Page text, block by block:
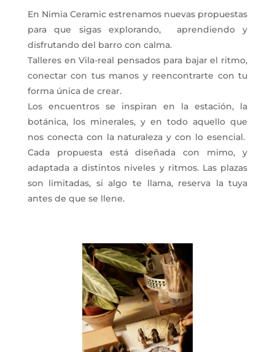
En Nimia Ceramic estrenamos nuevas propuestas
para que sigas explorando, aprendiendo y
disfrutando del barro con calma.
Talleres en Vila-real pensados para bajar el ritmo,
conectar con tus manos y reencontrarte con tu
forma única de crear.
Los encuentros se inspiran en la estación, la
botánica, los minerales, y en todo aquello que
nos conecta con la naturaleza y con lo esencial.
Cada propuesta está diseñada con mimo, y
adaptada a distintos niveles y ritmos. Las plazas
son limitadas, si algo te llama, reserva la tuya
antes de que se llene.